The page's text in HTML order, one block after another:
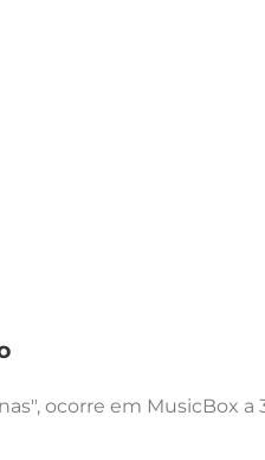
ocorre em MusicBox a